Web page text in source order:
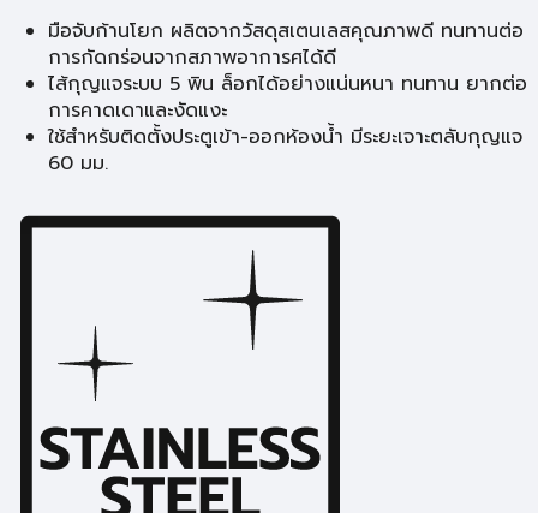
มือจับก้านโยก ผลิตจากวัสดุสเตนเลสคุณภาพดี ทนทานต่อ
การกัดกร่อนจากสภาพอาการศได้ดี
ไส้กุญแจระบบ 5 พิน ล็อกได้อย่างแน่นหนา ทนทาน ยากต่อ
การคาดเดาและงัดแงะ
ใช้สำหรับติดตั้งประตูเข้า-ออกห้องน้ำ มีระยะเจาะตลับกุญแจ
60 มม.